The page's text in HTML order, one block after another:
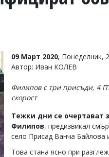
09 Март 2020, Понеделник,
Автор: Иван КОЛЕВ
Филипов с три присъди, 4
скорост
Тежки дни се очертават
Филипов, предизвикал
село Присад Ванча Байлова
Това стана ясно при